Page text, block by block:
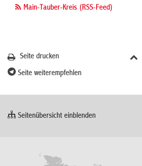
Main-Tauber-Kreis (RSS-Feed)
Seite drucken
Seite weiterempfehlen
Seitenübersicht einblenden